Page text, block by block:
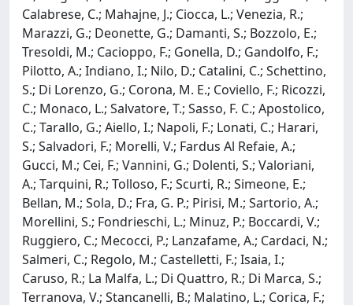
Calabrese, C.; Mahajne, J.; Ciocca, L.; Venezia, R.;
Marazzi, G.; Deonette, G.; Damanti, S.; Bozzolo, E.;
Tresoldi, M.; Cacioppo, F.; Gonella, D.; Gandolfo, F.;
Pilotto, A.; Indiano, I.; Nilo, D.; Catalini, C.; Schettino,
S.; Di Lorenzo, G.; Corona, M. E.; Coviello, F.; Ricozzi,
C.; Monaco, L.; Salvatore, T.; Sasso, F. C.; Apostolico,
C.; Tarallo, G.; Aiello, I.; Napoli, F.; Lonati, C.; Harari,
S.; Salvadori, F.; Morelli, V.; Fardus Al Refaie, A.;
Gucci, M.; Cei, F.; Vannini, G.; Dolenti, S.; Valoriani,
A.; Tarquini, R.; Tolloso, F.; Scurti, R.; Simeone, E.;
Bellan, M.; Sola, D.; Fra, G. P.; Pirisi, M.; Sartorio, A.;
Morellini, S.; Fondrieschi, L.; Minuz, P.; Boccardi, V.;
Ruggiero, C.; Mecocci, P.; Lanzafame, A.; Cardaci, N.;
Salmeri, C.; Regolo, M.; Castelletti, F.; Isaia, I.;
Caruso, R.; La Malfa, L.; Di Quattro, R.; Di Marca, S.;
Terranova, V.; Stancanelli, B.; Malatino, L.; Corica, F.;